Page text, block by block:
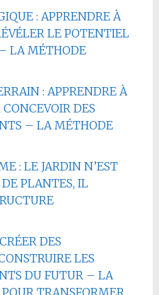
: APPRENDRE À
LE POTENTIEL
LA MÉTHODE
: APPRENDRE À
DES
– LA MÉTHODE
: LE JARDIN N’EST
PLANTES, IL
DES
LES
DU FUTUR – LA
TRANSFORMER